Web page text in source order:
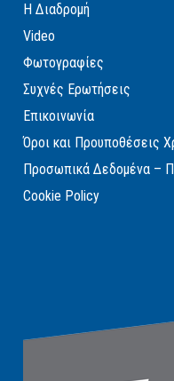
Η Διαδρομή
Video
Φωτογραφίες
Συχνές Ερωτήσεις
Επικοινωνία
Όροι και Προυποθέσεις
Προσωπικά Δεδομένα –
Cookie Policy